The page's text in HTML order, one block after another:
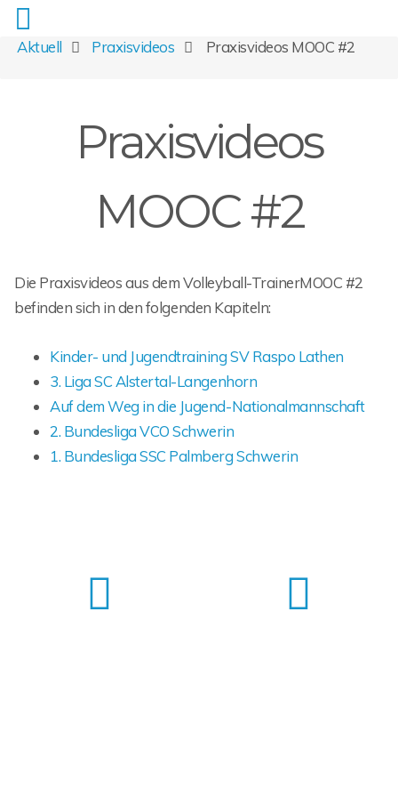
Aktuell Praxisvideos Praxisvideos MOOC #2
Praxisvideos
MOOC #2
Die Praxisvideos aus dem Volleyball-TrainerMOOC #2
befinden sich in den folgenden Kapiteln:
Kinder- und Jugendtraining SV Raspo Lathen
3. Liga SC Alstertal-Langenhorn
Auf dem Weg in die Jugend-Nationalmannschaft
2. Bundesliga VCO Schwerin
1. Bundesliga SSC Palmberg Schwerin